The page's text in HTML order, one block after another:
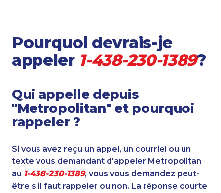
Pourquoi devrais-je
appeler 1-438-230-1389?
Qui appelle depuis
"Metropolitan" et pourquoi
rappeler ?
Si vous avez reçu un appel, un courriel ou un
texte vous demandant d'appeler Metropolitan
au 1-438-230-1389, vous vous demandez peut-
être s'il faut rappeler ou non. La réponse courte